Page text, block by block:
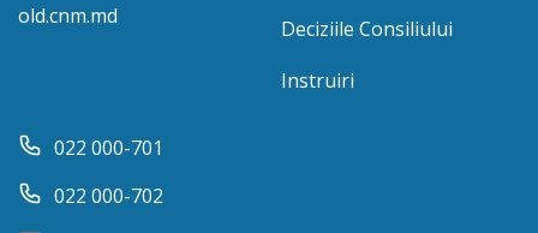
old.cnm.md
Deciziile Consiliului
Instruiri
022 000-701
022 000-702